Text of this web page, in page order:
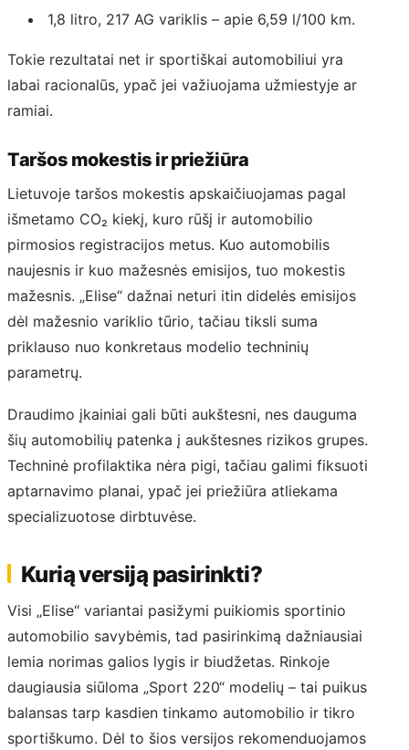
1,8 litro, 217 AG variklis – apie 6,59 l/100 km.
Tokie rezultatai net ir sportiškai automobiliui yra
labai racionalūs, ypač jei važiuojama užmiestyje ar
ramiai.
Taršos mokestis ir priežiūra
Lietuvoje taršos mokestis apskaičiuojamas pagal
išmetamo CO₂ kiekį, kuro rūšį ir automobilio
pirmosios registracijos metus. Kuo automobilis
naujesnis ir kuo mažesnės emisijos, tuo mokestis
mažesnis. „Elise“ dažnai neturi itin didelės emisijos
dėl mažesnio variklio tūrio, tačiau tiksli suma
priklauso nuo konkretaus modelio techninių
parametrų.
Draudimo įkainiai gali būti aukštesni, nes dauguma
šių automobilių patenka į aukštesnes rizikos grupes.
Techninė profilaktika nėra pigi, tačiau galimi fiksuoti
aptarnavimo planai, ypač jei priežiūra atliekama
specializuotose dirbtuvėse.
Kurią versiją pasirinkti?
Visi „Elise“ variantai pasižymi puikiomis sportinio
automobilio savybėmis, tad pasirinkimą dažniausiai
lemia norimas galios lygis ir biudžetas. Rinkoje
daugiausia siūloma „Sport 220“ modelių – tai puikus
balansas tarp kasdien tinkamo automobilio ir tikro
sportiškumo. Dėl to šios versijos rekomenduojamos